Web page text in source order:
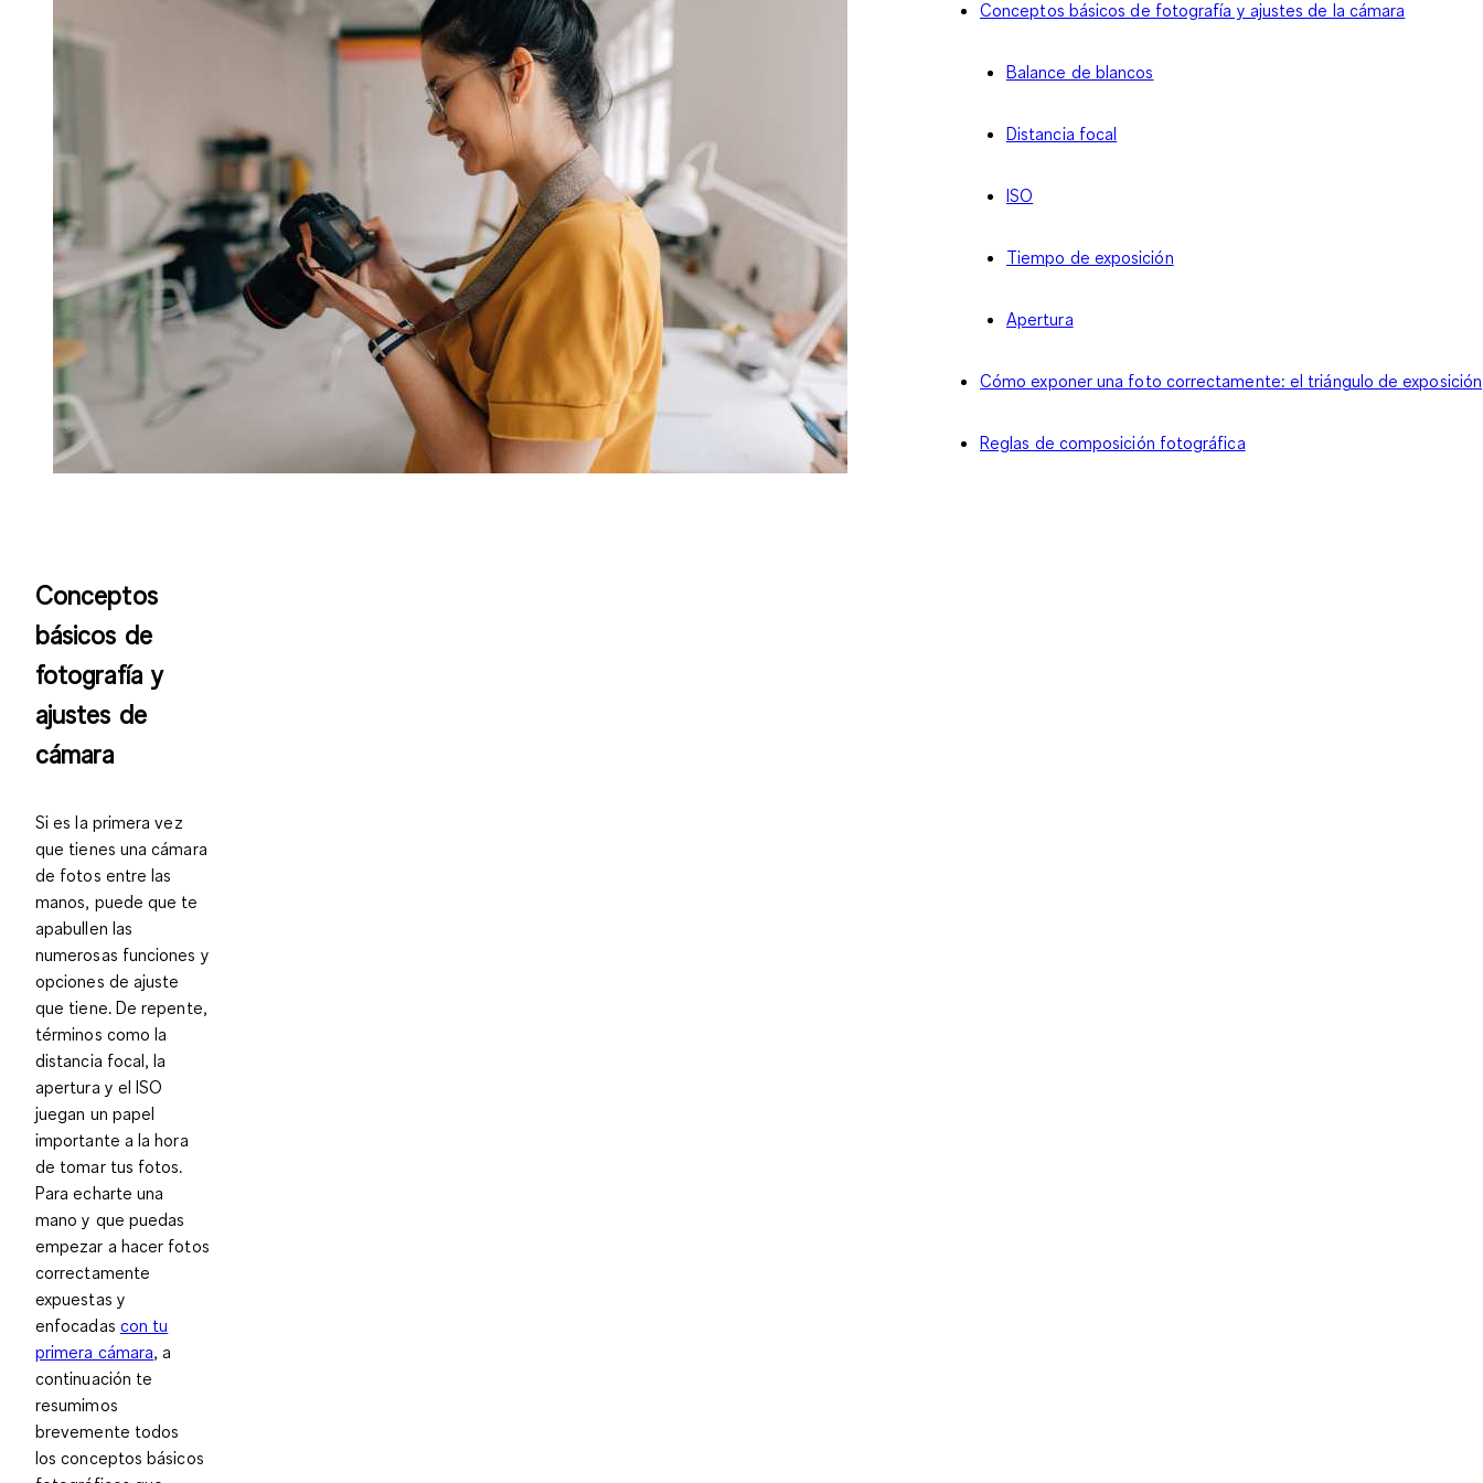
Conceptos básicos de fotografía y ajustes de la cámara
Balance de blancos
Distancia focal
ISO
Tiempo de exposición
Apertura
Cómo exponer una foto correctamente: el triángulo de exposición
Reglas de composición fotográfica
Conceptos
básicos de
fotografía y
ajustes de
cámara
Si es la primera vez
que tienes una cámara
de fotos entre las
manos, puede que te
apabullen las
numerosas funciones y
opciones de ajuste
que tiene. De repente,
términos como la
distancia focal, la
apertura y el ISO
juegan un papel
importante a la hora
de tomar tus fotos.
Para echarte una
mano y que puedas
empezar a hacer fotos
correctamente
expuestas y
enfocadas con tu
primera cámara, a
continuación te
resumimos
brevemente todos
losconceptos básicos